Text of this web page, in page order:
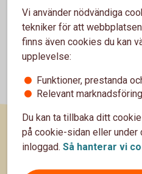
Vi använder nödvändiga
tekniker för att
finns även cookies du kan
upplevelse:
Funktioner, prestanda
Relevant marknadsföring
Du kan ta tillbaka ditt
på cookie-sidan eller under
inloggad. Så hanterar vi
Sidfot
Räkna